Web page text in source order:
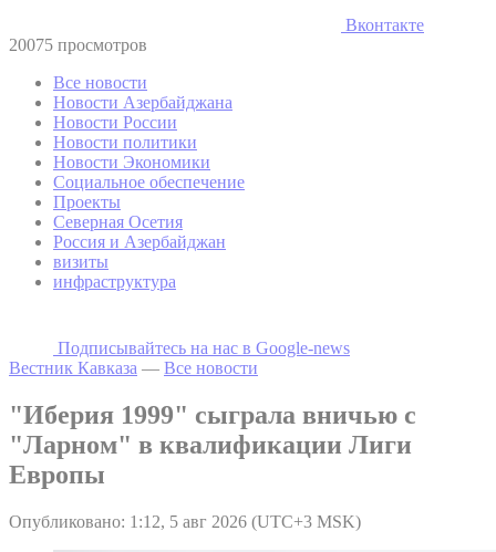
Вконтакте
20075 просмотров
Все новости
Новости Азербайджана
Новости России
Новости политики
Новости Экономики
Социальное обеспечение
Проекты
Северная Осетия
Россия и Азербайджан
визиты
инфраструктура
Подписывайтесь на наc в Google-news
Вестник Кавказа — Все новости
"Иберия 1999" сыграла вничью с
"Ларном" в квалификации Лиги
Европы
Опубликовано: 1:12, 5 авг 2026 (UTC+3 MSK)